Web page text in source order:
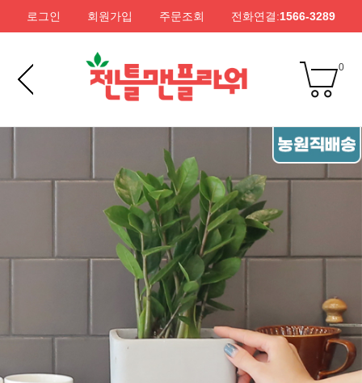
로그인 회원가입 주문조회 전화연결:1566-3289
0